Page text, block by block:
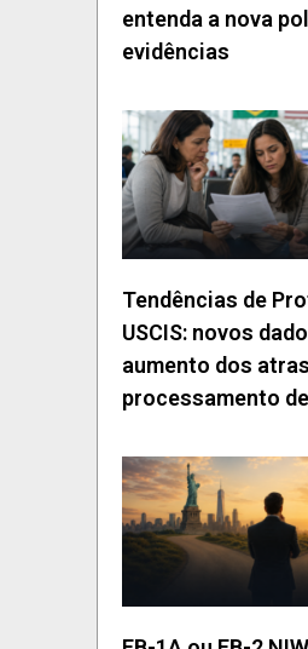
entenda a nova
evidências
Tendências de
USCIS: novos
aumento dos
processamento